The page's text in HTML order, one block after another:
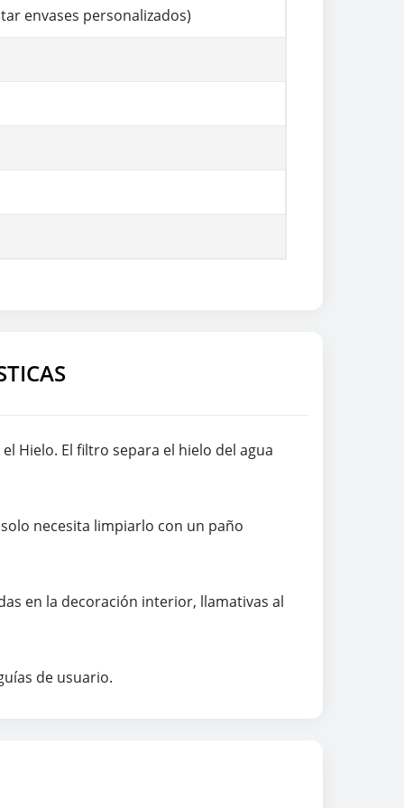
envases personalizados)
Hielo. El filtro separa el hielo del agua
necesita limpiarlo con un paño
en la decoración interior, llamativas al
de usuario.